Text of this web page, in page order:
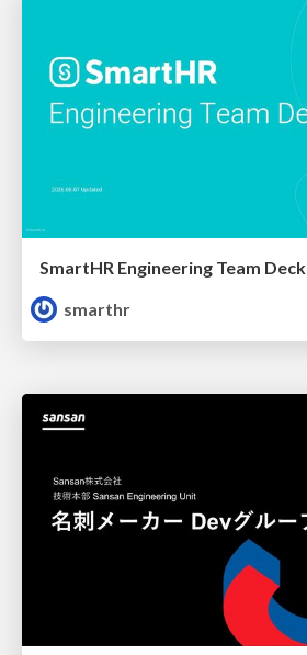
SmartHR Engineering Team Deck
smarthr